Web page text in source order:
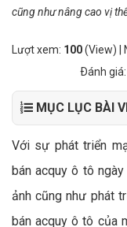
cũng như nâng cao vị
Lượt xem: 100(View) |
Ðánh giá:
MỤC LỤC BÀI
Với sự phát triển
bán acquy ô tô
ảnh cũng như phát
bán acquy ô tô của